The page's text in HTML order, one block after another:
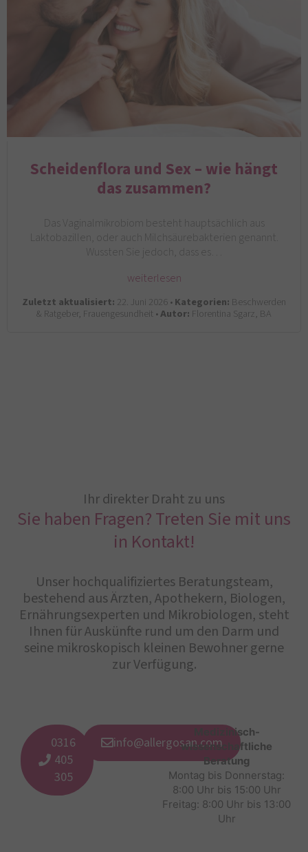
Scheidenflora und Sex – wie hängt
das zusammen?
Das Vaginalmikrobiom besteht hauptsächlich aus
Laktobazillen, oder auch Milchsäurebakterien genannt.
Wussten Sie jedoch, dass es…
weiterlesen
Zuletzt aktualisiert: 22. Juni 2026 •Kategorien: Beschwerden
& Ratgeber, Frauengesundheit •Autor: Florentina Sgarz, BA
Ihr direkter Draht zu uns
Sie haben Fragen? Treten Sie mit uns
in Kontakt!
Unser hochqualifiziertes Beratungsteam,
bestehend aus Ärzten, Apothekern, Biologen,
Ernährungsexperten und Mikrobiologen, steht
Ihnen für Auskünfte rund um den Darm und
seine mikroskopisch kleinen Bewohner gerne
zur Verfügung.
0316
405
305
info@allergosan.com
Medizinisch-
wissenschaftliche
Beratung
Montag bis Donnerstag:
8:00 Uhr bis 15:00 Uhr
Freitag: 8:00 Uhr bis 13:00
Uhr